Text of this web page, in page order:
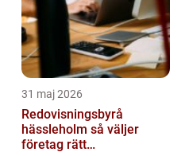
31 maj 2026
Redovisningsbyrå
hässleholm så väljer
företag rätt